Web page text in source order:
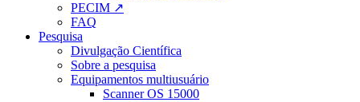
PECIM ↗
FAQ
Pesquisa
Divulgação Científica
Sobre a pesquisa
Equipamentos multiusuário
Scanner OS 15000